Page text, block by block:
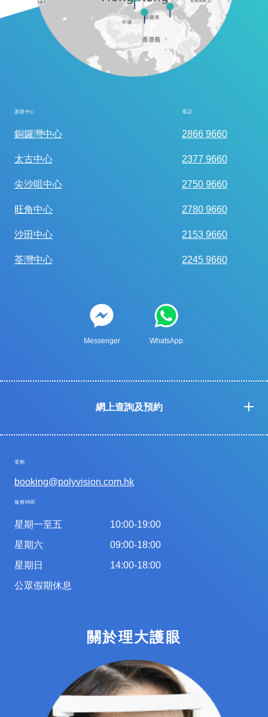
護眼中心 電話
銅鑼灣中心 2866 9660
太古中心 2377 9660
尖沙咀中心 2750 9660
旺角中心 2780 9660
沙田中心 2153 9660
荃灣中心 2245 9660
Messenger WhatsApp
網上查詢及預約
電郵
booking@polyvision.com.hk
服務時間
星期一至五
星期六
星期日
公眾假期休息
10:00-19:00
09:00-18:00
14:00-18:00
關於理大護眼